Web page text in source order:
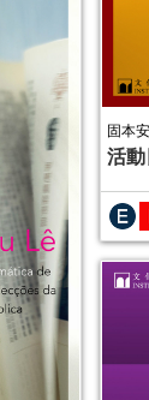
固本
活動